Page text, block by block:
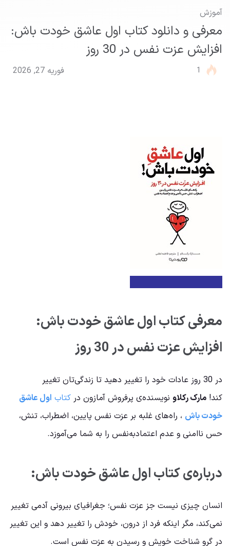
آموزش
معرفی و دانلود کتاب اول عاشق خودت باش:
افزایش عزت نفس در 30 روز
1 فوریه 27, 2026
معرفی کتاب اول عاشق خودت باش:
افزایش عزت نفس در 30 روز
در 30 روز عادات خود را تغییر دهید تا زندگی‌تان تغییر
کند! مارک رکلاو نویسنده‌‌ی پرفروش آمازون در کتاب اول عاشق
خودت باش ، راه‌های غلبه بر عزت نفس پایین، اضطراب، تنش،
حس ناامنی و عدم اعتمادبه‌نفس را به شما می‌آموزد.
درباره‌ی کتاب اول عاشق خودت باش:
انسان چیزی نیست جز عزت نفس؛ جغرافیای بیرونی آدمی تغییر
نمی‌کند، مگر اینکه فرد از درون، خودش را تغییر دهد و این تغییر
در گرو شناخت خویش و رسیدن به عزت نفس است.